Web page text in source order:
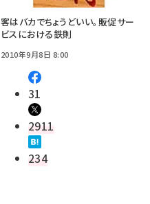
客はバカでちょうどいい。販促サー
ビスにおける鉄則
2010年9月8日 8:00
31
2911
234